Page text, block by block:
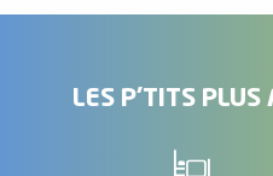
LES P'TITS PLUS